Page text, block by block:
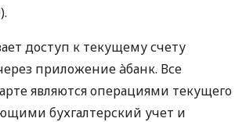
доступ к текущему счету
приложение àбанк. Все
являются операциями текущего
бухгалтерский учет и